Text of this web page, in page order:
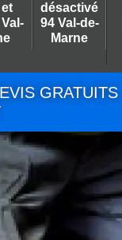
désactivé
94 Val-de-
Marne
GRATUITS